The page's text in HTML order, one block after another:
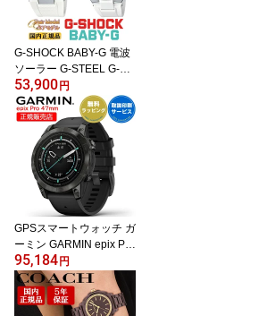
G-SHOCK BABY-G 電波
ソーラー G-STEEL G-MS
ペアウォッチ GST-W300
-7AJF-MSG-W100-7A2J
F ホワイト＆ゴールド 大
人スポーティー 白 金 G
ショック ベビーG ペア p
air watch ペアモデル ペ
ア時計 電波時計 メンズ
レディース 腕時計 （GS
TW3007AJF-MSGW100
7A2JF） [在庫あり]
53,900円
GPSスマートウォッチ ガ
ーミン GARMIN epix Pro
(Gen 2) 47mm Sapphire
Ti Carbon Gray DLC / Bl
ack (010-02803-52) 【取
説サービス】 ゴルフ ラ
95,184円